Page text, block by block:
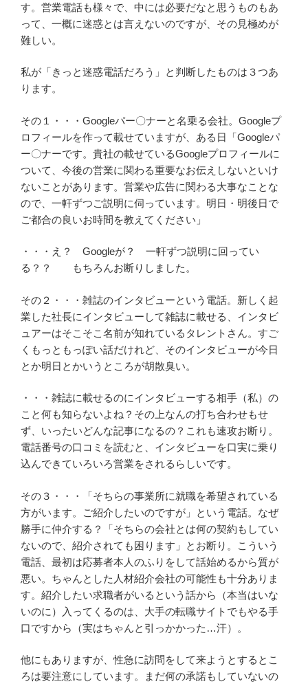
す。営業電話も様々で、中には必要だなと思うものもあ
って、一概に迷惑とは言えないのですが、その見極めが
難しい。
私が「きっと迷惑電話だろう」と判断したものは３つあ
ります。
その１・・・Googleパー〇ナーと名乗る会社。Googleプ
ロフィールを作って載せていますが、ある日「Googleパ
ー〇ナーです。貴社の載せているGoogleプロフィールに
ついて、今後の営業に関わる重要なお伝えしないといけ
ないことがあります。営業や広告に関わる大事なことな
ので、一軒ずつご説明に伺っています。明日・明後日で
ご都合の良いお時間を教えてください」
・・・え？ Googleが？ 一軒ずつ説明に回ってい
る？？ もちろんお断りしました。
その２・・・雑誌のインタビューという電話。新しく起
業した社長にインタビューして雑誌に載せる、インタビ
ュアーはそこそこ名前が知れているタレントさん。すご
くもっともっぽい話だけれど、そのインタビューが今日
とか明日とかいうところが胡散臭い。
・・・雑誌に載せるのにインタビューする相手（私）の
こと何も知らないよね？その上なんの打ち合わせもせ
ず、いったいどんな記事になるの？これも速攻お断り。
電話番号の口コミを読むと、インタビューを口実に乗り
込んできていろいろ営業をされるらしいです。
その３・・・「そちらの事業所に就職を希望されている
方がいます。ご紹介したいのですが」という電話。なぜ
勝手に仲介する？「そちらの会社とは何の契約もしてい
ないので、紹介されても困ります」とお断り。こういう
電話、最初は応募者本人のふりをして話始めるから質が
悪い。ちゃんとした人材紹介会社の可能性も十分ありま
す。紹介したい求職者がいるという話から（本当はいな
いのに）入ってくるのは、大手の転職サイトでもやる手
口ですから（実はちゃんと引っかかった…汗）。
他にもありますが、性急に訪問をして来ようとするとこ
ろは要注意にしています。まだ何の承諾もしていないの